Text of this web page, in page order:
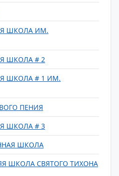
ШКОЛА ИМ.
ШКОЛА # 2
ШКОЛА # 1 ИМ.
ПЕНИЯ
ШКОЛА # 3
ШКОЛА
ШКОЛА СВЯТОГО ТИХОНА